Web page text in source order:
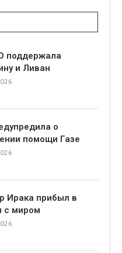
поддержала
и Ливан
о
помощи Газе
Ирака прибыл в
с миром